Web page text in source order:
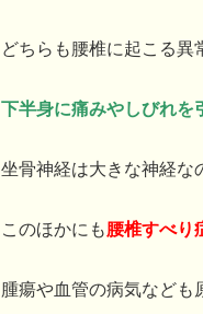
どちらも腰椎に起こる異
下半身に痛みやしびれを
坐骨神経は大きな神経な
このほかにも腰椎すべり
腫瘍や血管の病気なども